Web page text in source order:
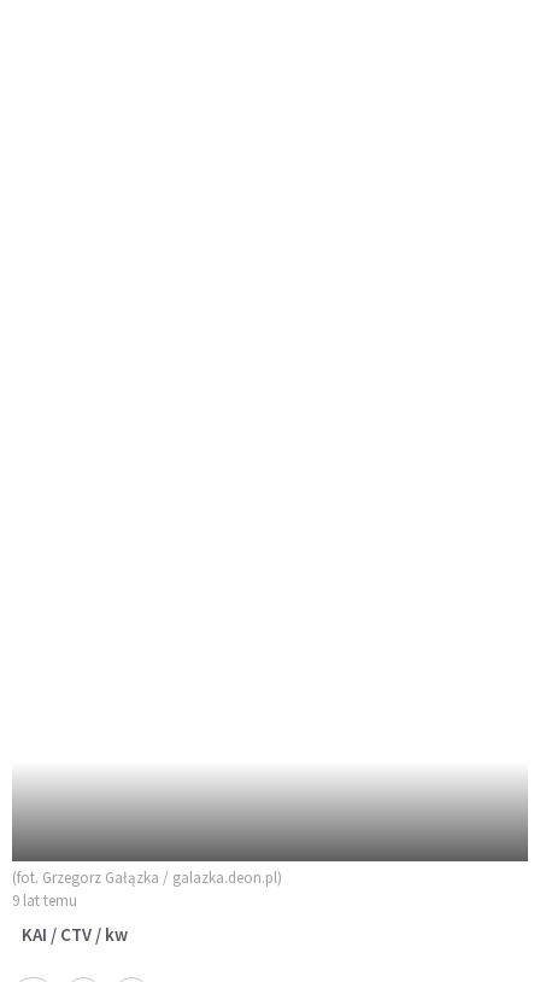
(fot. Grzegorz Gałązka / galazka.deon.pl)
9 lat temu
KAI / CTV / kw